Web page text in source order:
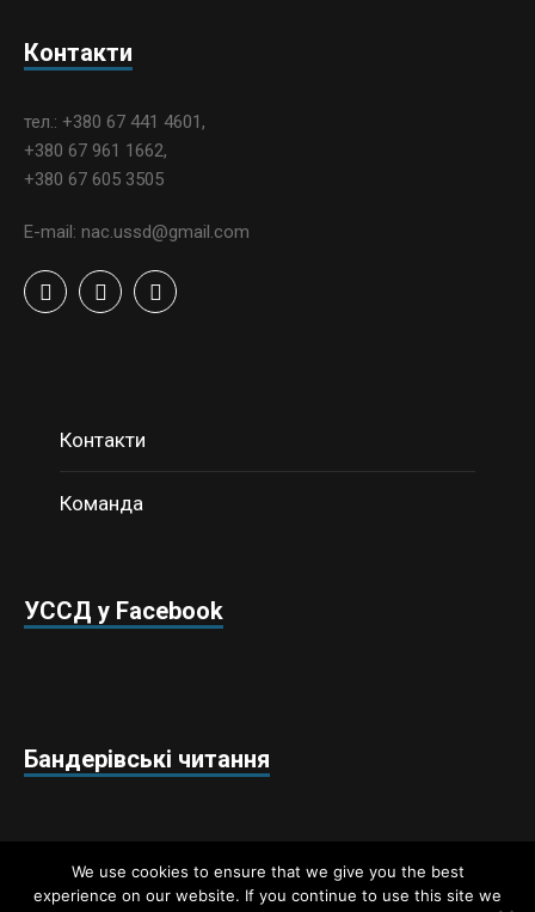
Контакти
тел.: +380 67 441 4601,
+380 67 961 1662,
+380 67 605 3505
E-mail: nac.ussd@gmail.com
Контакти
Команда
УССД у Facebook
Бандерівські читання
We use cookies to ensure that we give you the best
experience on our website. If you continue to use this site we